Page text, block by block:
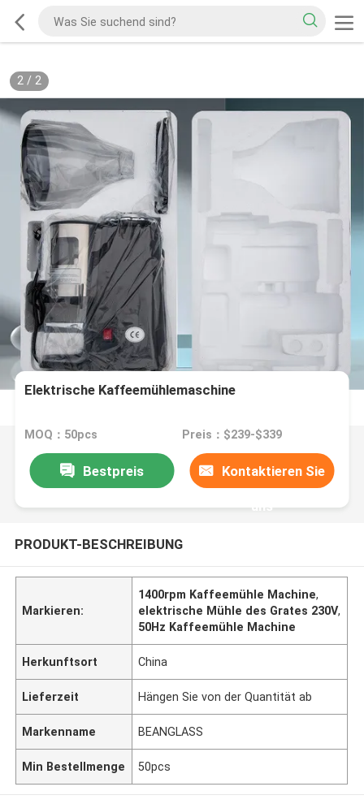
2/ 2
Elektrische Kaffeemühlemaschine
MOQ：50pcs Preis：$239-$339
Bestpreis Kontaktieren Sie
uns
PRODUKT-BESCHREIBUNG
Markieren:
1400rpm Kaffeemühle Machine,
elektrische Mühle des Grates 230V,
50Hz Kaffeemühle Machine
Herkunftsort China
Lieferzeit Hängen Sie von der Quantität ab
Markenname BEANGLASS
Min Bestellmenge 50pcs